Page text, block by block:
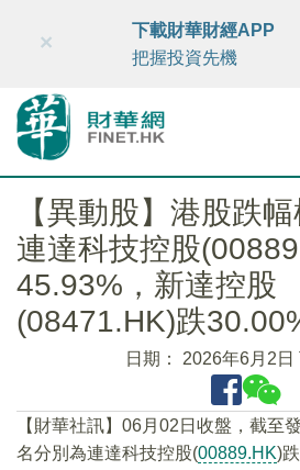
財華智庫網 FINTV
×
下載財華財經APP
把握投資先機
【異動股】港股跌幅
連達科技控股
45.93%，新達控股
(08471.HK)跌
日期： 2026年6月2日
【財華社訊】06月02日收盤，截至
名分別為連達科技控股(00889.HK)